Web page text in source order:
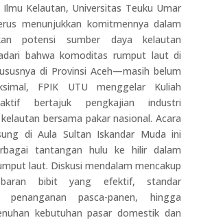
Ilmu Kelautan, Universitas Teuku Umar
menunjukkan komitmennya dalam
potensi sumber daya kelautan
bahwa komoditas rumput laut di
di Provinsi Aceh—masih belum
FPIK UTU menggelar Kuliah
bertajuk pengkajian industri
bersama pakar nasional. Acara
di Aula Sultan Iskandar Muda ini
tantangan hulu ke hilir dalam
laut. Diskusi mendalam mencakup
bibit yang efektif, standar
penanganan pasca-panen, hingga
kebutuhan pasar domestik dan